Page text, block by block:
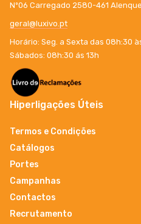
Nº06 Carregado 2580-461
geral@luxivo.pt
Horário: Seg. a Sexta das 08h:30
Sábados: 08h:30 ás 13h
Hiperligações Úteis
Termos e Condições
Catálogos
Portes
Campanhas
Contactos
Recrutamento